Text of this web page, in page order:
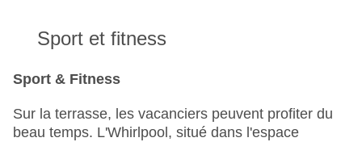
Sport et fitness
Sport & Fitness
Sur la terrasse, les vacanciers peuvent profiter du
beau temps. L'Whirlpool, situé dans l'espace